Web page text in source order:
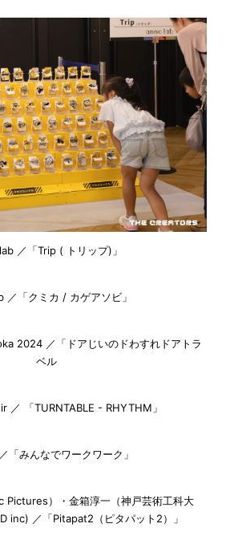
／「Trip ( トリップ)」
／「クミカ / カゲアソビ」
2024 ／「ドアじいのドわすれドアトラ
ベル
／ 「TURNTABLE - RHYTHM」
「みんなでワークワーク」
Pictures）・金箱淳一（神戸芸術工科大
inc) ／「Pitapat2（ピタパット2）」